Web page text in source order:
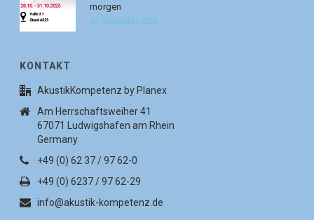
morgen
30. September 2025
KONTAKT
AkustikKompetenz by Planex
Am Herrschaftsweiher 41
67071 Ludwigshafen am Rhein
Germany
+49 (0) 62 37 / 97 62-0
+49 (0) 6237 / 97 62-29
info@akustik-kompetenz.de